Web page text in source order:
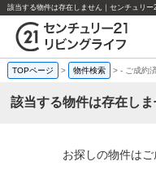
該当する物件は存在しません｜センチュリー
TOPページ > 物件検索 >- ご成約
該当する物件は存在し
お探しの物件はご